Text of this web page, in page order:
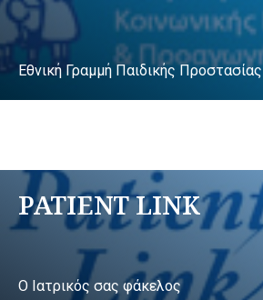
Εθνική Γραμμή Παιδικής Προστασίας
PATIENT LINK
Ο Ιατρικός σας φάκελος